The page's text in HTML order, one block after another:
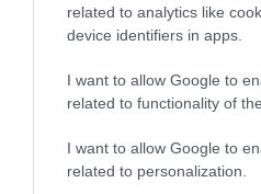
related to analytics like
device identifiers in apps.
I want to allow Google to
related to functionality of
I want to allow Google to
related to personalization.
Σερπέζης), Χατζηγιοβάνης,
: Μπουσέ, Σάκιτς,
Τζέγκο, Ματίγια (81’
Σάσα), Μπερτόλιο (60’